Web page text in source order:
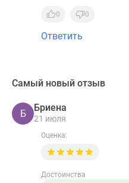
0 0
Ответить
Самый новый отзыв
Б
Бриена
21 июля
Оценка:
Достоинства